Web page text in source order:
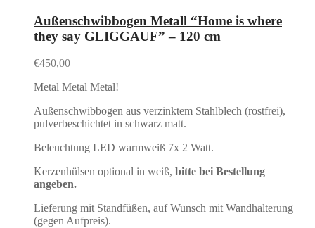
Außenschwibbogen Metall “Home is where
they say GLIGGAUF” – 120 cm
€450,00
Metal Metal Metal!
Außenschwibbogen aus verzinktem Stahlblech (rostfrei),
pulverbeschichtet in schwarz matt.
Beleuchtung LED warmweiß 7x 2 Watt.
Kerzenhülsen optional in weiß, bitte bei Bestellung
angeben.
Lieferung mit Standfüßen, auf Wunsch mit Wandhalterung
(gegen Aufpreis).